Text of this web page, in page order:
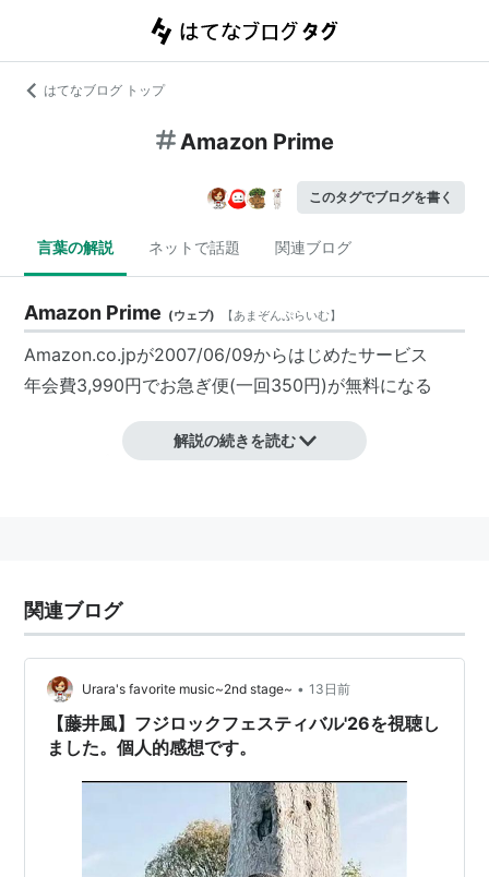
はてなブログ トップ
Amazon Prime
このタグでブログを書く
言葉の解説 ネットで話題 関連ブログ
Amazon Prime (ウェブ) 【あまぞんぷらいむ】
Amazon.co.jpが2007/06/09からはじめたサービス
年会費3,990円でお急ぎ便(一回350円)が無料になる
Amazonプライム
解説の続きを読む
関連ブログ
Urara's favorite music~2nd stage~ • 13日前
【藤井風】フジロックフェスティバル'26を視聴し
ました。個人的感想です。